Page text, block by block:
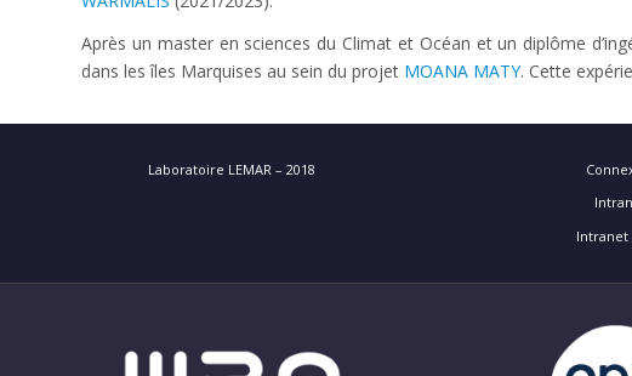
Après un master en sciences du Climat et Océan et un diplôme
dans les îles Marquises au sein du projet MOANA MATY. Cette
Laboratoire LEMAR – 2018
Intranet